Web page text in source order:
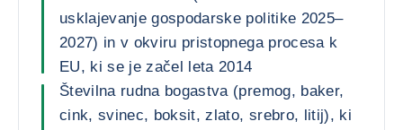
usklajevanje gospodarske politike 2025–
2027) in v okviru pristopnega procesa k
EU, ki se je začel leta 2014
Številna rudna bogastva (premog, baker,
cink, svinec, boksit, zlato, srebro, litij), ki